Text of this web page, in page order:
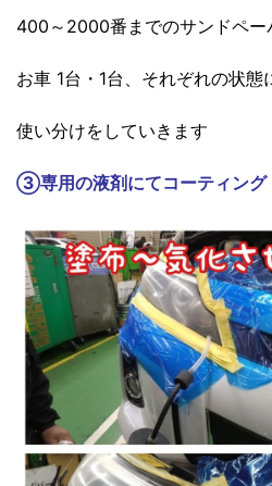
400～2000番までのサンドペー
お車 1台・1台、それぞれの状態
使い分けをしていきます
③専用の液剤にてコーティング